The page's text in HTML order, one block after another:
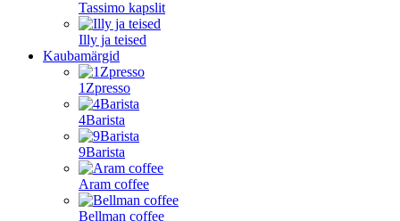
Tassimo kapslit
Illy ja teised
Kaubamärgid
1Zpresso
4Barista
9Barista
Aram coffee
Bellman coffee